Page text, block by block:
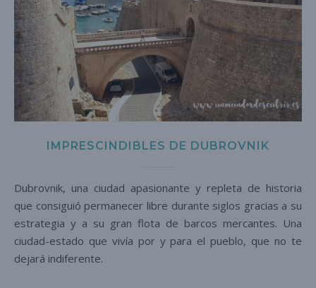
IMPRESCINDIBLES DE DUBROVNIK
Dubrovnik, una ciudad apasionante y repleta de historia
que consiguió permanecer libre durante siglos gracias a su
estrategia y a su gran flota de barcos mercantes. Una
ciudad-estado que vivía por y para el pueblo, que no te
dejará indiferente.